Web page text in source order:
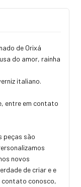
de Orixá
do amor, rainha
italiano.
entre em contato
peças são
novos
de criar e e
contato conosco,